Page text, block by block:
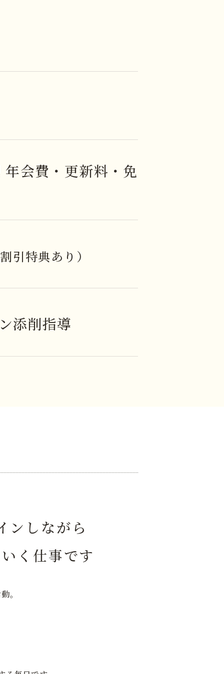
会費・更新料・免
引特典あり）
添削指導
ンしながら
く仕事です
。